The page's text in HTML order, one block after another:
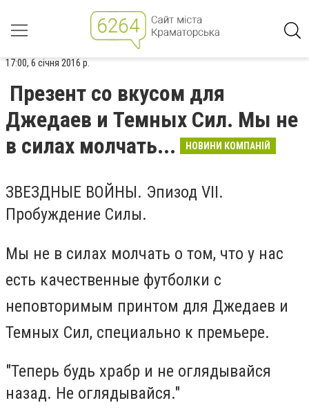
17:00, 6 січня 2016 р.
Презент со вкусом для
Джедаев и Темных Сил. Мы не
в силах молчать...
НОВИНИ КОМПАНІЙ
ЗВЕЗДНЫЕ ВОЙНЫ. Эпизод VII.
Пробуждение Силы.
Мы не в силах молчать о том, что у нас
есть качественные футболки с
неповторимым принтом для Джедаев и
Темных Сил, специально к премьере.
"Теперь будь храбр и не оглядывайся
назад. Не оглядывайся."